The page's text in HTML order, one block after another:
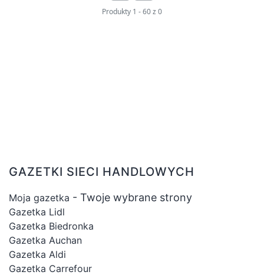
produktów pozwoli Ci znaleźć idealny ser
wieczorem z przyjaciółmi czy na romantyczną
kolację we dwoje. Nasza platforma zakupowa
zapewni Ci szybką i wygodną możliwość
zamówienia ulubionych serów bez
wychodzenia z domu.
Zapraszamy do zapoznania się z naszą
Produkty 1 -60z 0
GAZETKI SIECI HANDLOWYCH
Moja gazetka - Twoje wybrane strony
Gazetka Lidl
Gazetka Biedronka
Gazetka Auchan
Gazetka Aldi
Gazetka Carrefour